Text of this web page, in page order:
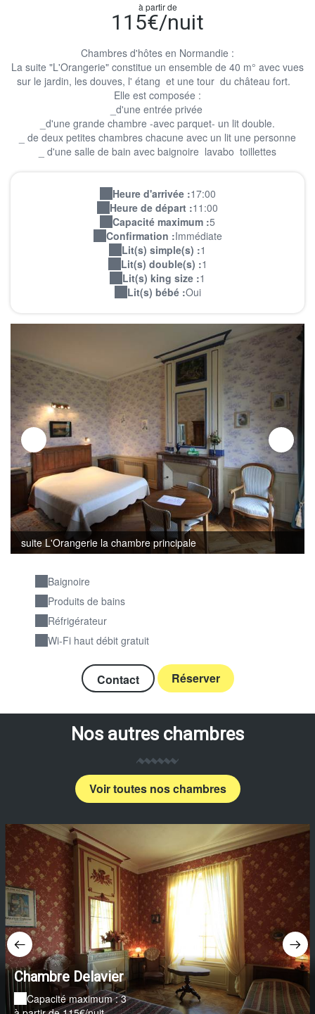
à partir de
115€/nuit
Chambres d'hôtes en Normandie :
La suite "L'Orangerie" constitue un ensemble de 40 m° avec vues
sur le jardin, les douves, l' étang et une tour du château fort.
Elle est composée :
_d'une entrée privée
_d'une grande chambre -avec parquet- un lit double.
_ de deux petites chambres chacune avec un lit une personne
_ d'une salle de bain avec baignoire lavabo toillettes
Heure d'arrivée :17:00
Heure de départ :11:00
Capacité maximum :5
Confirmation :Immédiate
Lit(s) simple(s) :1
Lit(s) double(s) :1
Lit(s) king size :1
Lit(s) bébé :Oui
suite L'Orangerie la chambre principale
Baignoire
Produits de bains
Réfrigérateur
Wi-Fi haut débit gratuit
Contact Réserver
Nos autres chambres
Voir toutes nos chambres
Chambre Delavier
Capacité maximum : 3